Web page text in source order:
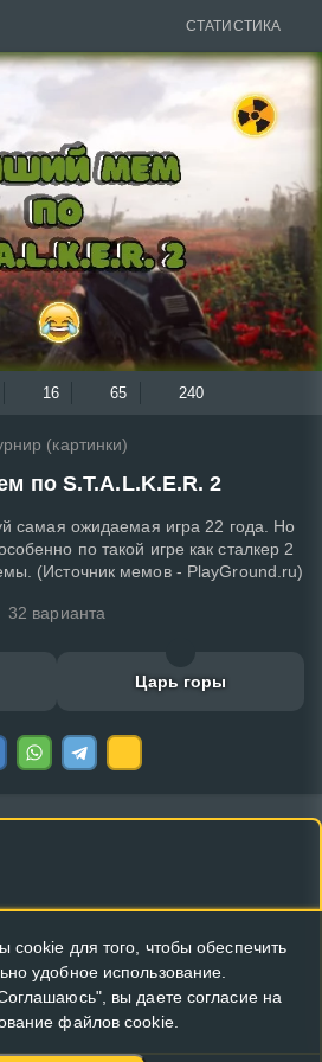
СТАТИСТИКА
16 65 240
(картинки)
по S.T.A.L.K.E.R. 2
самая ожидаемая игра 22 года. Но
по такой игре как сталкер 2
(Источник мемов - PlayGround.ru)
32 варианта
Царь горы
для того, чтобы обеспечить
удобное использование.
вы даете согласие на
файлов cookie.